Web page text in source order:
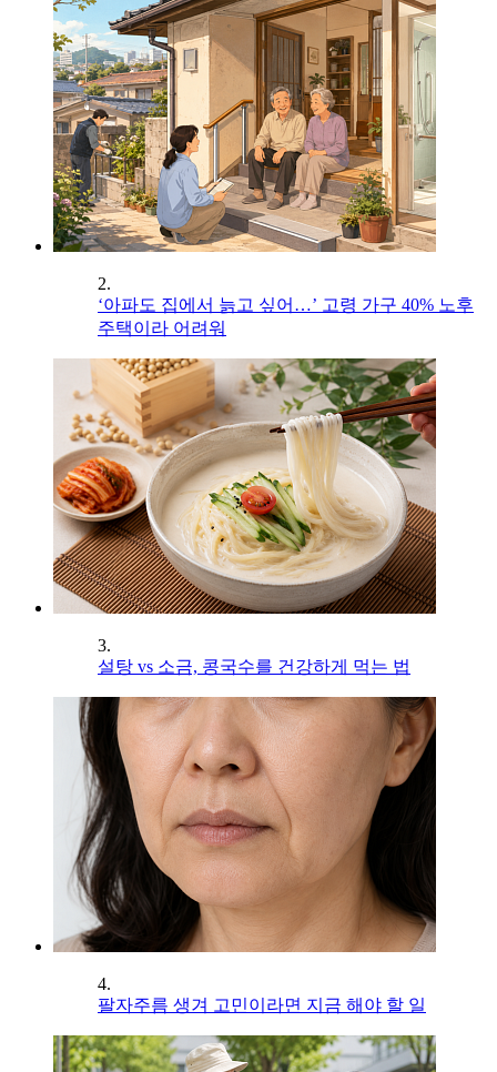
2.
‘아파도 집에서 늙고 싶어…’ 고령 가구 40% 노후
주택이라 어려워
3.
설탕 vs 소금, 콩국수를 건강하게 먹는 법
4.
팔자주름 생겨 고민이라면 지금 해야 할 일